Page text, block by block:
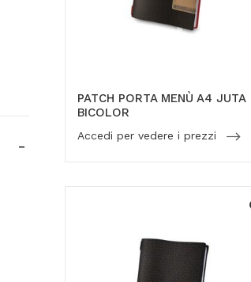
PATCH PORTA MENÙ A4 JUTA
BICOLOR
Accedi per vedere i prezzi